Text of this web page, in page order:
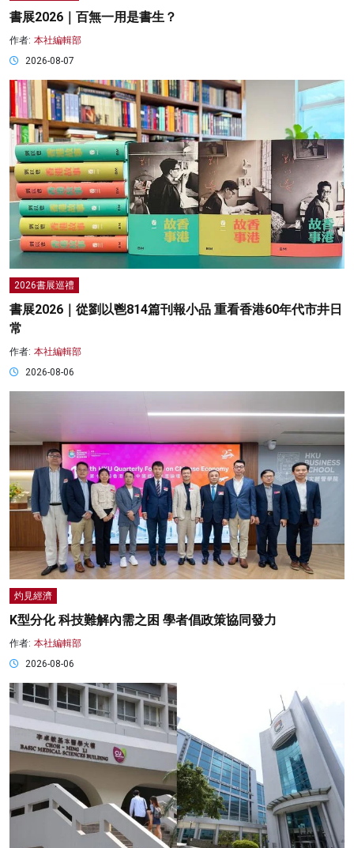
書展2026｜百無一用是書生？
作者: 本社編輯部
2026-08-07
2026書展巡禮
書展2026｜從劉以鬯814篇刊報小品 重看香港60年代市井日
常
作者: 本社編輯部
2026-08-06
灼見經濟
K型分化 科技難解內需之困 學者倡政策協同發力
作者: 本社編輯部
2026-08-06